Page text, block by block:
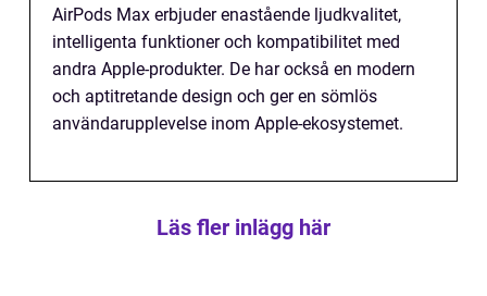
AirPods Max erbjuder enastående ljudkvalitet,
intelligenta funktioner och kompatibilitet med
andra Apple-produkter. De har också en modern
och aptitretande design och ger en sömlös
användarupplevelse inom Apple-ekosystemet.
Läs fler inlägg här